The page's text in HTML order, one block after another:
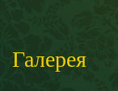
Галерея